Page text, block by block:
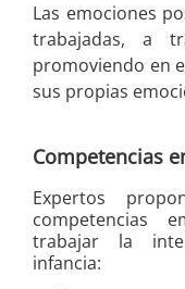
Las emociones
trabajadas, a
promoviendo en
sus propias
Competencias
Expertos
competencias
trabajar la
infancia: